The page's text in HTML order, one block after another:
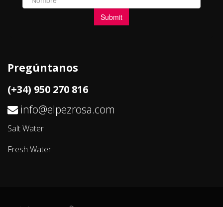
Pregúntanos
(+34) 950 270 816
info@elpezrosa.com
Salt Water
Fresh Water